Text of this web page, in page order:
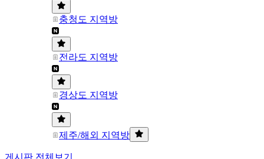
충청도 지역방
전라도 지역방
경상도 지역방
제주/해외 지역방
게시판 전체보기